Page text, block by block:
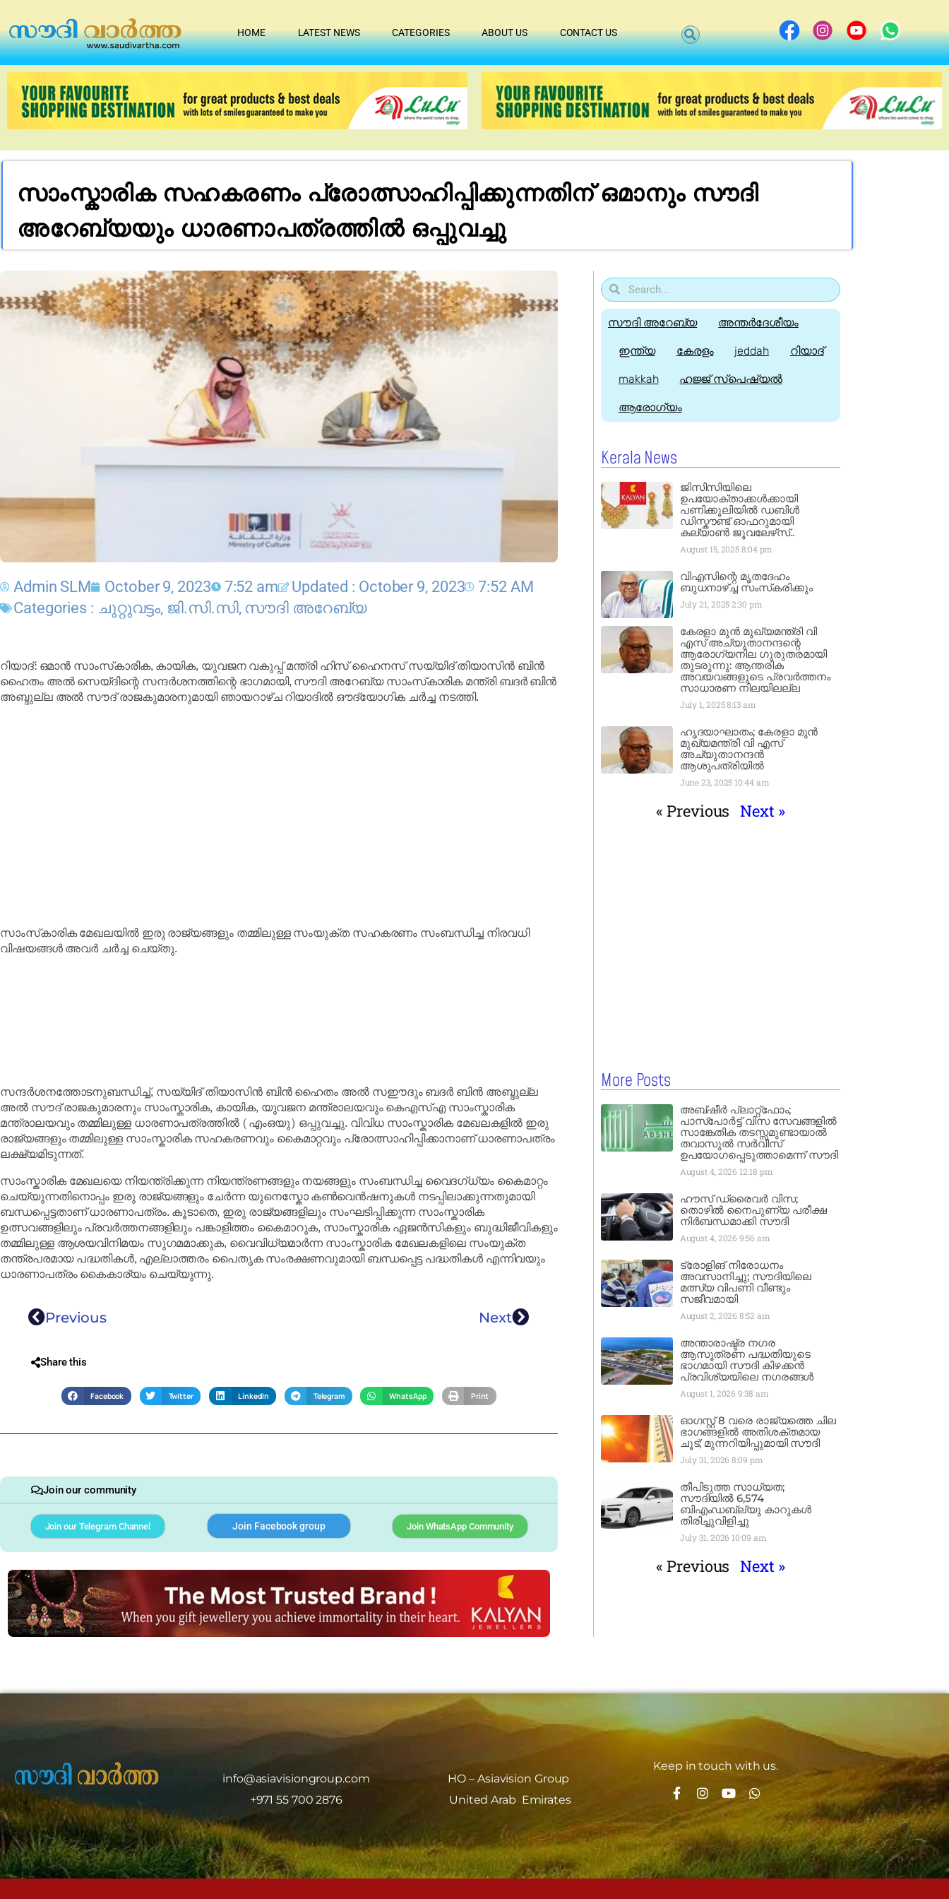
HOME LATEST NEWS CATEGORIES ABOUT US CONTACT US
സാംസ്കാരിക സഹകരണം പ്രോത്സാഹിപ്പിക്കുന്നതിന് ഒമാനും സൗദി
അറേബ്യയും ധാരണാപത്രത്തിൽ ഒപ്പുവച്ചു
Admin SLM October 9, 2023 7:52 am Updated : October 9, 2023
7:52 AM
Categories : ചുറ്റുവട്ടം, ജി.സി.സി, സൗദി അറേബ്യ
റിയാദ്: ഒമാൻ സാംസ്‌കാരിക, കായിക, യുവജന വകുപ്പ് മന്ത്രി ഹിസ് ഹൈനസ് സയ്യിദ് തിയാസിൻ ബിൻ
ഹൈതം അൽ സെയ്ദിന്റെ സന്ദർശനത്തിന്റെ ഭാഗമായി, സൗദി അറേബ്യ സാംസ്‌കാരിക മന്ത്രി ബദർ ബിൻ
അബ്ദുല്ല അൽ സൗദ് രാജകുമാരനുമായി ഞായറാഴ്ച റിയാദിൽ ഔദ്യോഗിക ചർച്ച നടത്തി.
സാംസ്‌കാരിക മേഖലയിൽ ഇരു രാജ്യങ്ങളും തമ്മിലുള്ള സംയുക്ത സഹകരണം സംബന്ധിച്ച നിരവധി
വിഷയങ്ങൾ അവർ ചർച്ച ചെയ്തു.
സന്ദർശനത്തോടനുബന്ധിച്ച്, സയ്യിദ് തിയാസിൻ ബിൻ ഹൈതം അൽ സഈദും ബദർ ബിൻ അബ്ദുല്ല
അൽ സൗദ് രാജകുമാരനും സാംസ്കാരിക, കായിക, യുവജന മന്ത്രാലയവും കെഎസ്എ സാംസ്കാരിക
മന്ത്രാലയവും തമ്മിലുള്ള ധാരണാപത്രത്തിൽ (എംഒയു) ഒപ്പുവച്ചു. വിവിധ സാംസ്കാരിക മേഖലകളിൽ ഇരു
രാജ്യങ്ങളും തമ്മിലുള്ള സാംസ്കാരിക സഹകരണവും കൈമാറ്റവും പ്രോത്സാഹിപ്പിക്കാനാണ് ധാരണാപത്രം
ലക്ഷ്യമിടുന്നത്.
സാംസ്കാരിക മേഖലയെ നിയന്ത്രിക്കുന്ന നിയന്ത്രണങ്ങളും നയങ്ങളും സംബന്ധിച്ച വൈദഗ്ധ്യം കൈമാറ്റം
ചെയ്യുന്നതിനൊപ്പം ഇരു രാജ്യങ്ങളും ചേർന്ന യുനെസ്കോ കൺവെൻഷനുകൾ നടപ്പിലാക്കുന്നതുമായി
ബന്ധപ്പെട്ടതാണ് ധാരണാപത്രം. കൂടാതെ, ഇരു രാജ്യങ്ങളിലും സംഘടിപ്പിക്കുന്ന സാംസ്കാരിക
ഉത്സവങ്ങളിലും പ്രവർത്തനങ്ങളിലും പങ്കാളിത്തം കൈമാറുക, സാംസ്കാരിക ഏജൻസികളും ബുദ്ധിജീവികളും
തമ്മിലുള്ള ആശയവിനിമയം സുഗമമാക്കുക, വൈവിധ്യമാർന്ന സാംസ്കാരിക മേഖലകളിലെ സംയുക്ത
തന്ത്രപരമായ പദ്ധതികൾ, എല്ലാത്തരം പൈതൃക സംരക്ഷണവുമായി ബന്ധപ്പെട്ട പദ്ധതികൾ എന്നിവയും
ധാരണാപത്രം കൈകാര്യം ചെയ്യുന്നു.
Previous Next
Share this
Facebook Twitter LinkedIn Telegram WhatsApp Print
Join our community
Join our Telegram Channel Join Facebook group Join WhatsApp Community
സൗദി അറേബ്യ അന്തർദേശീയം
ഇന്ത്യ കേരളം jeddah റിയാദ്
makkah ഹജ്ജ്‌ സ്പെഷ്യൽ
ആരോഗ്യം
Kerala News
ജിസിസിയിലെ
ഉപയോക്താക്കൾക്കായി
പണിക്കൂലിയിൽ ഡബിൾ
ഡിസ്കൗണ്ട് ഓഫറുമായി
കല്യാൺ ജൂവലേഴ്‌സ്..
August 15, 20258:04 pm
വിഎസിന്റെ മൃതദേഹം
ബുധനാഴ്ച്ച സംസ്‌കരിക്കും
July 21, 20252:30 pm
കേരളാ മുൻ മുഖ്യമന്ത്രി വി
എസ് അച്യുതാനന്ദന്റെ
ആരോഗ്യനില ഗുരുതരമായി
തുടരുന്നു: ആന്തരിക
അവയവങ്ങളുടെ പ്രവർത്തനം
സാധാരണ നിലയിലല്ല
July 1, 20258:13 am
ഹൃദയാഘാതം; കേരളാ മുൻ
മുഖ്യമന്ത്രി വി എസ്
അച്യുതാനന്ദൻ
ആശുപത്രിയിൽ
June 23, 2025 10:44 am
« Previous Next »
More Posts
അബ്ഷീർ പ്ലാറ്റ്‌ഫോം;
പാസ്‌പോർട്ട് വിസ സേവങ്ങളിൽ
സാങ്കേതിക തടസ്സമുണ്ടായാൽ
തവാസുൽ സർവീസ്
ഉപയോഗപ്പെടുത്താമെന്ന് സൗദി
August 4, 2026 12:18 pm
ഹൗസ് ഡ്രൈവർ വിസ;
തൊഴിൽ നൈപുണ്യ പരീക്ഷ
നിർബന്ധമാക്കി സൗദി
August 4, 20269:56 am
ട്രോളിങ് നിരോധനം
അവസാനിച്ചു; സൗദിയിലെ
മത്സ്യ വിപണി വീണ്ടും
സജീവമായി
August 2, 20268:52 am
അന്താരാഷ്ട്ര നഗര
ആസൂത്രണ പദ്ധതിയുടെ
ഭാഗമായി സൗദി കിഴക്കൻ
പ്രവിശ്യയിലെ നഗരങ്ങൾ
August 1, 20269:38 am
ഓഗസ്റ്റ് 8 വരെ രാജ്യത്തെ ചില
ഭാഗങ്ങളിൽ അതിശക്തമായ
ചൂട്; മുന്നറിയിപ്പുമായി സൗദി
July 31, 20268:09 pm
തീപിടുത്ത സാധ്യത;
സൗദിയിൽ 6,574
ബിഎംഡബ്ല്യു കാറുകൾ
തിരിച്ചുവിളിച്ചു
July 31, 2026 10:09 am
« Previous Next »
info@asiavisiongroup.com
+971 55 700 2876
HO – Asiavision Group
United Arab Emirates
Keep in touch with us.